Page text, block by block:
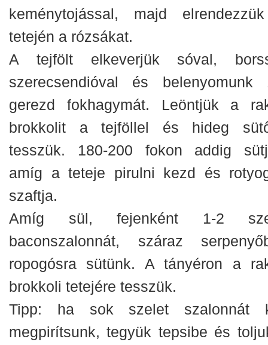
keménytojással, majd
tetején a rózsákat.
A tejfölt elkeverjük sóval,
szerecsendióval és belenyomunk
gerezd fokhagymát. Leöntjük a
brokkolit a tejföllel és hideg
tesszük. 180-200 fokon addig
amíg a teteje pirulni kezd és
szaftja.
Amíg sül, fejenként 1-2
baconszalonnát, száraz
ropogósra sütünk. A tányéron a
brokkoli tetejére tesszük.
Tipp: ha sok szelet szalonnát
megpirítsunk, tegyük tepsibe és